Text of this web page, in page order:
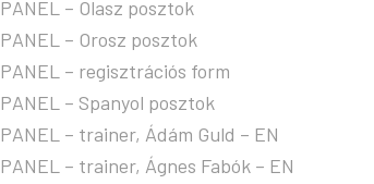
PANEL – Olasz posztok
PANEL – Orosz posztok
PANEL – regisztrációs form
PANEL – Spanyol posztok
PANEL – trainer, Ádám Guld – EN
PANEL – trainer, Ágnes Fabók – EN